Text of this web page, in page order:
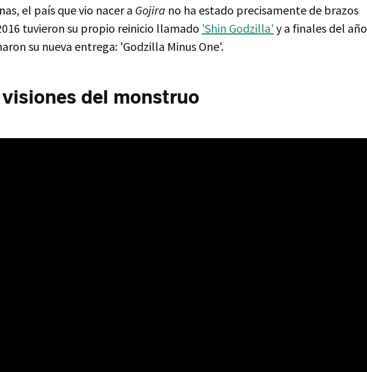
el país que vio nacer a Gojira no ha estado precisamente de brazos
tuvieron su propio reinicio llamado 'Shin Godzilla' y a finales del año
su nueva entrega: 'Godzilla Minus One'.
del monstruo